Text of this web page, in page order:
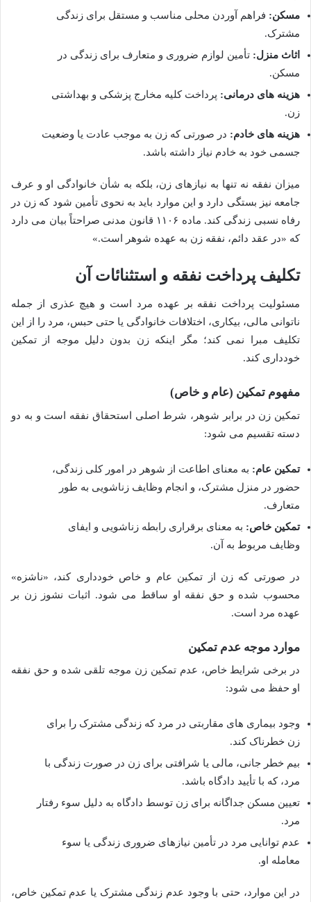
مسکن: فراهم آوردن محلی مناسب و مستقل برای زندگی
مشترک.
اثاث منزل: تأمین لوازم ضروری و متعارف برای زندگی در
مسکن.
هزینه های درمانی: پرداخت کلیه مخارج پزشکی و بهداشتی
زن.
هزینه های خادم: در صورتی که زن به موجب عادت یا وضعیت
جسمی خود به خادم نیاز داشته باشد.
میزان نفقه نه تنها به نیازهای زن، بلکه به شأن خانوادگی او و عرف
جامعه نیز بستگی دارد و این موارد باید به نحوی تأمین شود که زن در
رفاه نسبی زندگی کند. ماده ۱۱۰۶ قانون مدنی صراحتاً بیان می دارد
که «در عقد دائم، نفقه زن به عهده شوهر است.»
تکلیف پرداخت نفقه و استثنائات آن
مسئولیت پرداخت نفقه بر عهده مرد است و هیچ عذری از جمله
ناتوانی مالی، بیکاری، اختلافات خانوادگی یا حتی حبس، مرد را از این
تکلیف مبرا نمی کند؛ مگر اینکه زن بدون دلیل موجه از تمکین
خودداری کند.
مفهوم تمکین (عام و خاص)
تمکین زن در برابر شوهر، شرط اصلی استحقاق نفقه است و به دو
دسته تقسیم می شود:
تمکین عام: به معنای اطاعت از شوهر در امور کلی زندگی،
حضور در منزل مشترک، و انجام وظایف زناشویی به طور
متعارف.
تمکین خاص: به معنای برقراری رابطه زناشویی و ایفای
وظایف مربوط به آن.
در صورتی که زن از تمکین عام و خاص خودداری کند، «ناشزه»
محسوب شده و حق نفقه او ساقط می شود. اثبات نشوز زن بر
عهده مرد است.
موارد موجه عدم تمکین
در برخی شرایط خاص، عدم تمکین زن موجه تلقی شده و حق نفقه
او حفظ می شود:
وجود بیماری های مقاربتی در مرد که زندگی مشترک را برای
زن خطرناک کند.
بیم خطر جانی، مالی یا شرافتی برای زن در صورت زندگی با
مرد، که با تأیید دادگاه باشد.
تعیین مسکن جداگانه برای زن توسط دادگاه به دلیل سوء رفتار
مرد.
عدم توانایی مرد در تأمین نیازهای ضروری زندگی یا سوء
معامله او.
در این موارد، حتی با وجود عدم زندگی مشترک یا عدم تمکین خاص،